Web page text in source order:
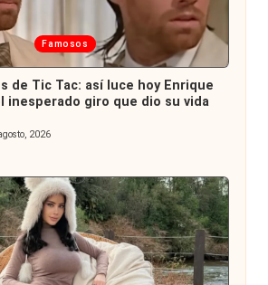
Famosos
de Tic Tac: así luce hoy Enrique
inesperado giro que dio su vida
2026